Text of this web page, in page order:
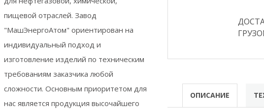
пищевой отраслей. Завод
"МашЭнергоАтом" ориентирован на
индивидуальный подход и
изготовление изделий по техническим
требованиям заказчика любой
сложности. Основным приоритетом для
нас является продукция высочайшего
ОПИСАНИЕ